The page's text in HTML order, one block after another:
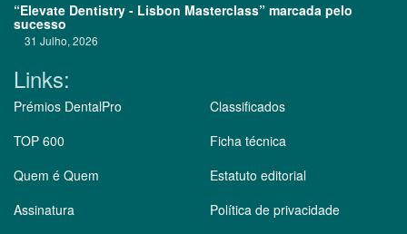
“Elevate Dentistry - Lisbon Masterclass” marcada pelo
sucesso
31 Julho, 2026
Links:
Prémios DentalPro
TOP 600
Quem é Quem
Assinatura
Classificados
Ficha técnica
Estatuto editorial
Política de privacidade